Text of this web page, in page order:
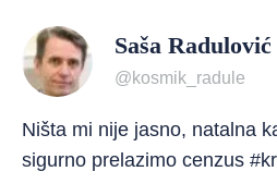
Saša Radulović
@kosmik_radule
Ništa mi nije jasno, natalna
sigurno prelazimo cenzus